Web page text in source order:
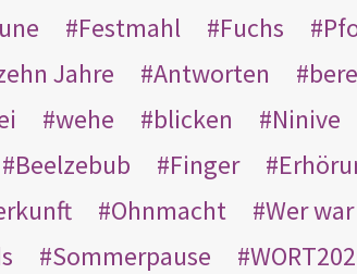
Festmahl Fuchs
Jahre Antworten
wehe blicken Ninive
Beelzebub Finger
Ohnmacht Wer
Sommerpause